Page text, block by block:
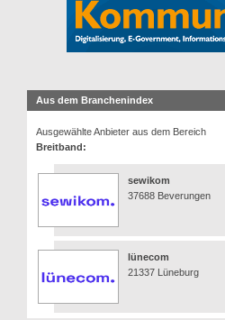
Aus dem Branchenindex
Ausgewählte Anbieter aus dem Bereich
Breitband:
sewikom
37688 Beverungen
lünecom
21337 Lüneburg